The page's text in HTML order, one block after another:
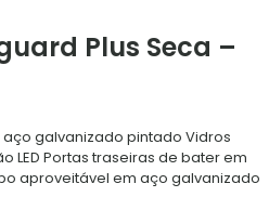
Plus Seca –
galvanizado pintado Vidros
LED Portas traseiras de bater em
aproveitável em aço galvanizado